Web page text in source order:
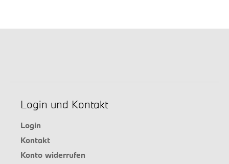
Login und Kontakt
Login
Kontakt
Konto widerrufen